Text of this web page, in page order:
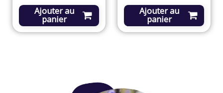
Ajouter au
panier
Ajouter au
panier